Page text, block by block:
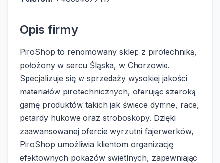
Opis firmy
PiroShop to renomowany sklep z pirotechniką,
położony w sercu Śląska, w Chorzowie.
Specjalizuje się w sprzedaży wysokiej jakości
materiałów pirotechnicznych, oferując szeroką
gamę produktów takich jak świece dymne, race,
petardy hukowe oraz stroboskopy. Dzięki
zaawansowanej ofercie wyrzutni fajerwerków,
PiroShop umożliwia klientom organizację
efektownych pokazów świetlnych, zapewniając